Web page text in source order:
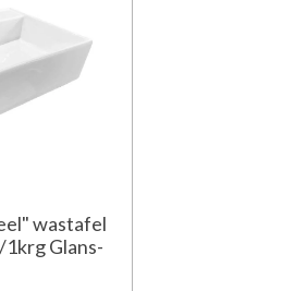
wastafel
Glans-